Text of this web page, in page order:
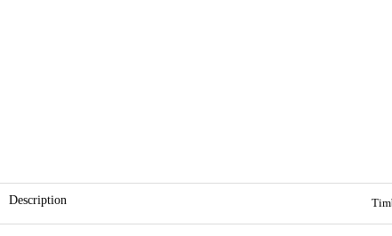
Description